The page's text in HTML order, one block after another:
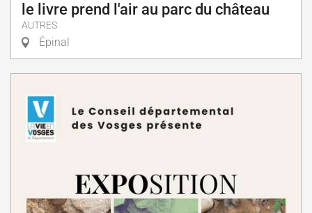
le livre prend l'air au parc du château
AUTRES
Épinal